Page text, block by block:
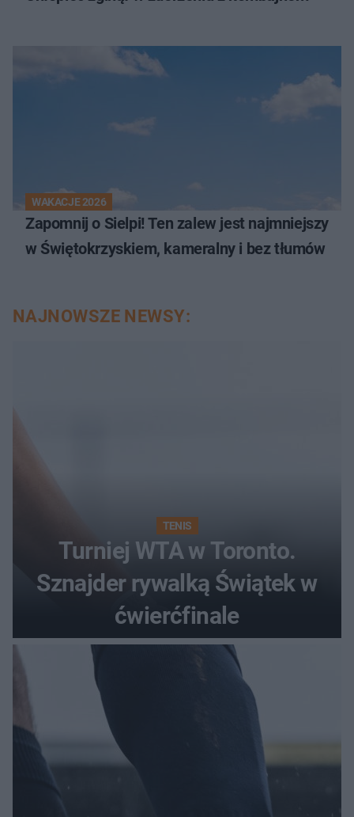
WAKACJE 2026
Zapomnij o Sielpi! Ten zalew jest najmniejszy
w Świętokrzyskiem, kameralny i bez tłumów
NAJNOWSZE NEWSY:
TENIS
Turniej WTA w Toronto.
Sznajder rywalką Świątek w
ćwierćfinale